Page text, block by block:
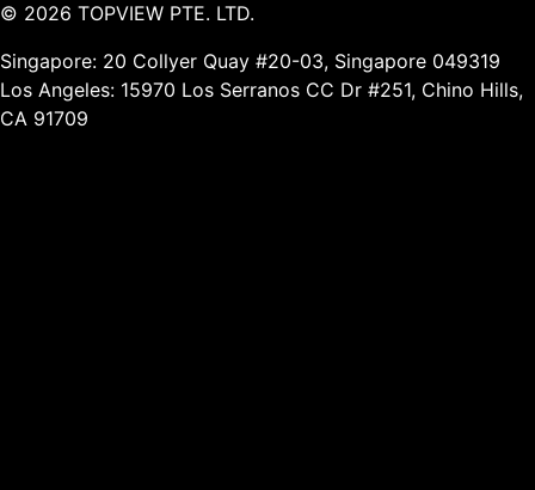
© 2026 TOPVIEW PTE. LTD.
Singapore: 20 Collyer Quay #20-03, Singapore 049319
Los Angeles: 15970 Los Serranos CC Dr #251, Chino Hills,
CA 91709